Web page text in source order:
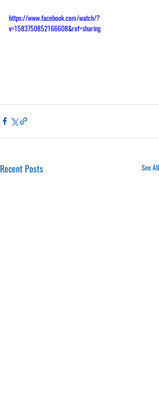
https://www.facebook.com/watch/?
v=1583750852166608&ref=sharing
Recent Posts See All